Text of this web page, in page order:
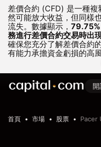
差價合約 (CFD) 是一種
然可能放大收益，但同樣
流失。 數據顯示， 79.75%
務進行差價合約交易時出
確保您充分了解差價合約
有能力承擔資金虧損的高風
開
首頁 市場 股票 Pacer